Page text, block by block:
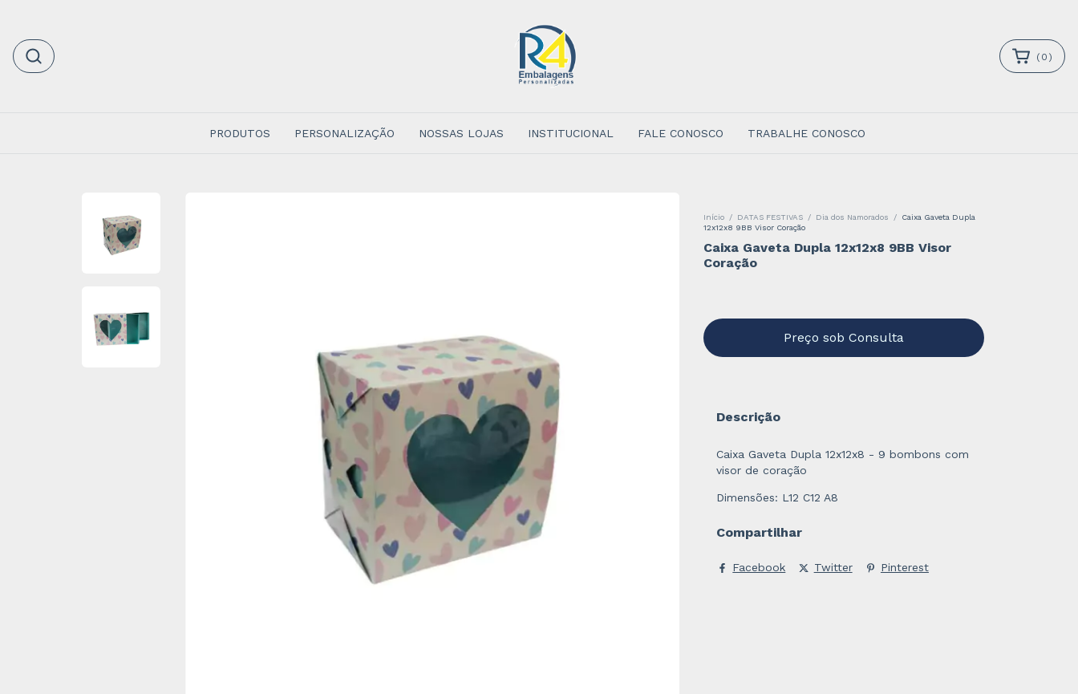
( 0 )
PRODUTOS PERSONALIZAÇÃO NOSSAS LOJAS INSTITUCIONAL FALE CONOSCO TRABALHE CONOSCO
Início / DATAS FESTIVAS / Dia dos Namorados /
Caixa Gaveta Dupla
12x12x8 9BB Visor Coração
Caixa Gaveta Dupla 12x12x8 9BB Visor
Coração
Descrição
Caixa Gaveta Dupla 12x12x8 - 9 bombons com
visor de coração
Dimensões: L12 C12 A8
Compartilhar
Facebook Twitter Pinterest